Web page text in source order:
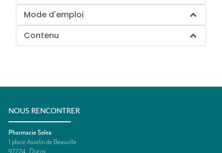
Mode d'emploi
Contenu
NOUS RENCONTRER
Pharmacie Solea
1 place Asselin de Beauville
97224 Ducos